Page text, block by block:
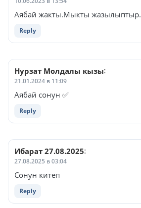
Аябай жакты.Мыкты жазылыптыр.
Reply
Нурзат Молдалы кызы:
21.01.2024 в 11:09
Аябай сонун ✅
Reply
Ибарат 27.08.2025:
27.08.2025 в 03:04
Сонун китеп
Reply